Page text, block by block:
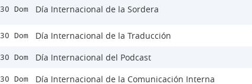
30 Dom Día Internacional de la Sordera
30 Dom Día Internacional de la Traducción
30 Dom Día Internacional del Podcast
30 Dom Día Internacional de la Comunicación Interna